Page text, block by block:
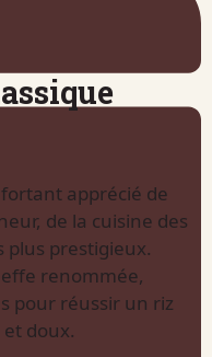
apprécié de
de la cuisine des
plus prestigieux.
renommée,
pour réussir un riz
doux.